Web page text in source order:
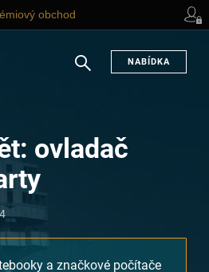
obchod
NABÍDKA
ovladač
a značkové počítače